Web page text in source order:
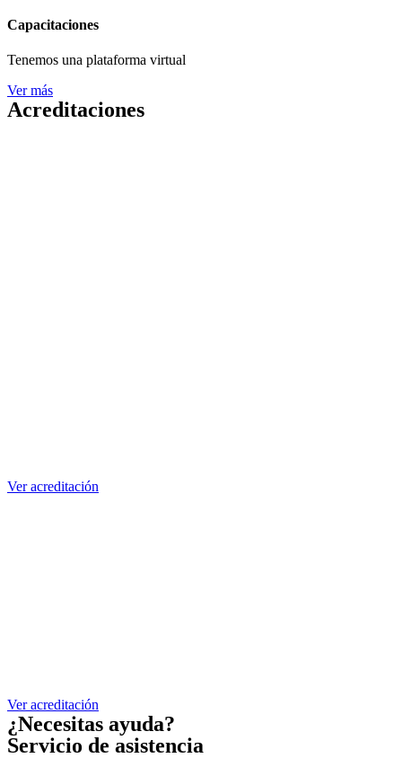
Capacitaciones
Tenemos una plataforma virtual
Ver más
Acreditaciones
Ver acreditación
Ver acreditación
¿Necesitas ayuda?
Servicio de asistencia